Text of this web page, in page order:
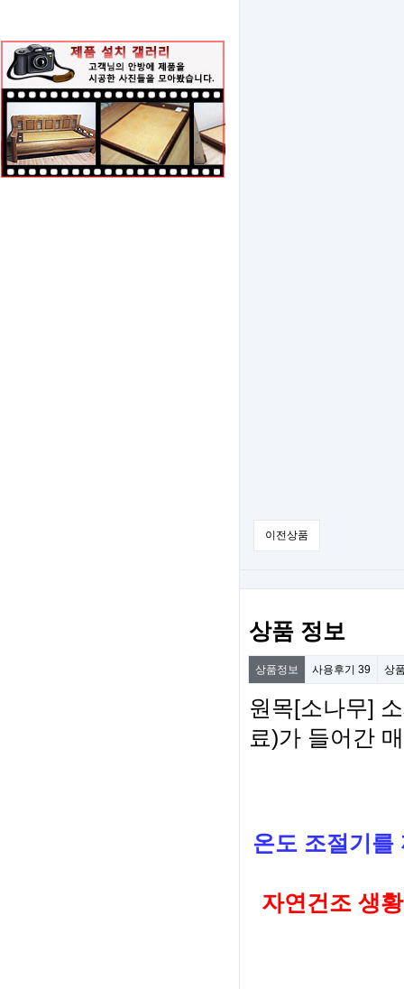
이전상품
상품 정보
상품정보 사용후기 39 상
원목[소나무]
료)가 들어간
온도 조절기를
자연건조 생